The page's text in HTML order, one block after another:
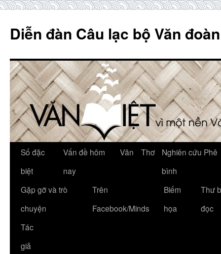
content
Diễn đàn Câu lạc bộ Văn
Số đặc
biệt
Vấn đề hôm
nay
Văn Thơ
Nghiên cứu Phê
bình
Gặp gỡ và trò
chuyện
Trên
Facebook/Minds
Biếm
họa
Thư
đọc
Tác
giả